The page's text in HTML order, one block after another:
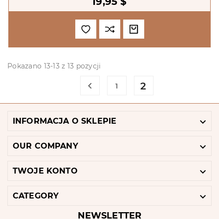
Pokazano 13-13 z 13 pozycji
 1 2
INFORMACJA O SKLEPIE 
OUR COMPANY 
TWOJE KONTO 
CATEGORY 
NEWSLETTER